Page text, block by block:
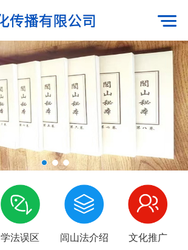
学法误区 闾山法介绍 文化推广